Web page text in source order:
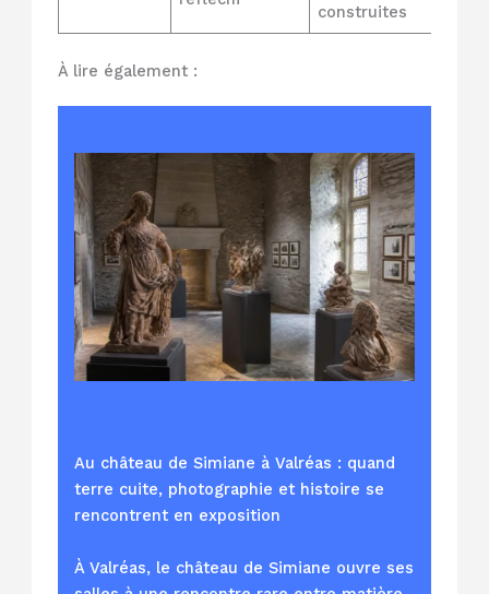
construites
À lire également :
Au château de Simiane à Valréas : quand
terre cuite, photographie et histoire se
rencontrent en exposition
À Valréas, le château de Simiane ouvre ses